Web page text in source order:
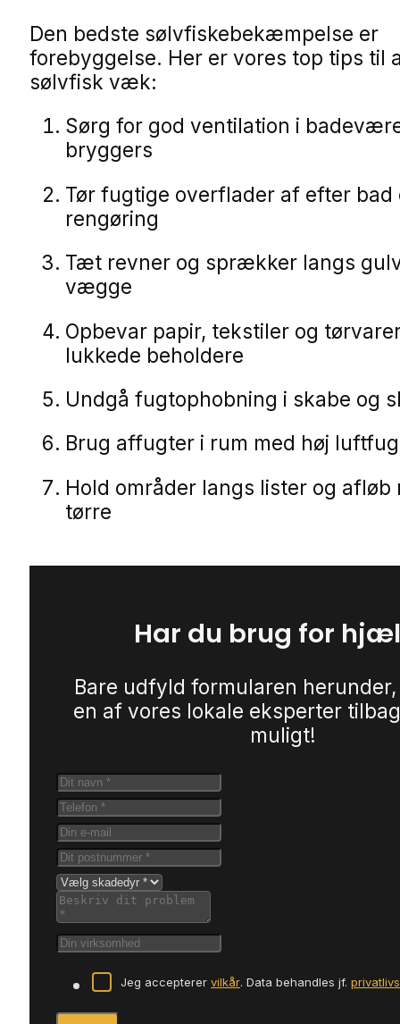
Den bedste sølvfiskebekæmpelse er
forebyggelse. Her er vores top tips til
sølvfisk væk:
Sørg for god ventilation i
bryggers
Tør fugtige overflader af efter bad
rengøring
Tæt revner og sprækker langs
vægge
Opbevar papir, tekstiler og
lukkede beholdere
Undgå fugtophobning i skabe og
Brug affugter i rum med høj
Hold områder langs lister og afløb
tørre
Har du brug for
Bare udfyld formularen
en af vores lokale eksperter
muligt!
Jeg accepterer vilkår. Data behandles jf.